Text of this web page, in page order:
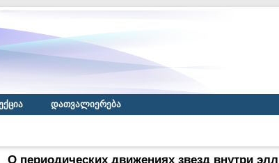
დათვალიერება
О периодических движениях звезд внутри